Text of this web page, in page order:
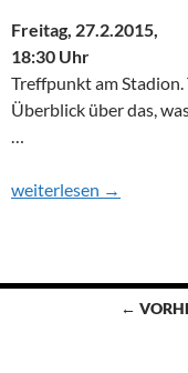
Freitag, 27.2.2015,
18:30 Uhr
Treffpunkt am
Überblick über das,
…
Training pur – Ein
weiterlesen →
←